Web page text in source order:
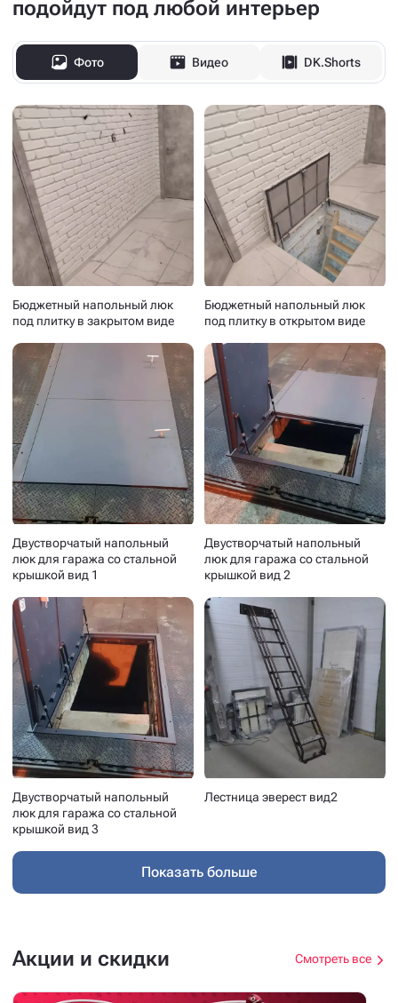
подойдут под любой интерьер
Фото Видео DK.Shorts
Бюджетный напольный люк
под плитку в закрытом виде
Бюджетный напольный люк
под плитку в открытом виде
Двустворчатый напольный
люк для гаража со стальной
крышкой вид 1
Двустворчатый напольный
люк для гаража со стальной
крышкой вид 2
Двустворчатый напольный
люк для гаража со стальной
крышкой вид 3
Лестница эверест вид2
Показать больше
Акции и скидки Смотреть все